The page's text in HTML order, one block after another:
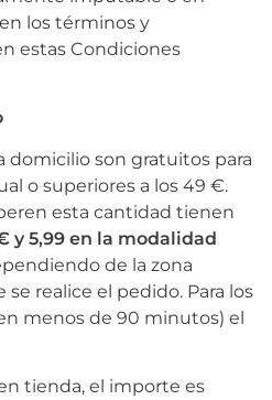
los términos y
estas Condiciones
domicilio son gratuitos para
o superiores a los 49 €.
esta cantidad tienen
y 5,99 en la modalidad
de la zona
realice el pedido. Para los
menos de 90 minutos) el
tienda, el importe es